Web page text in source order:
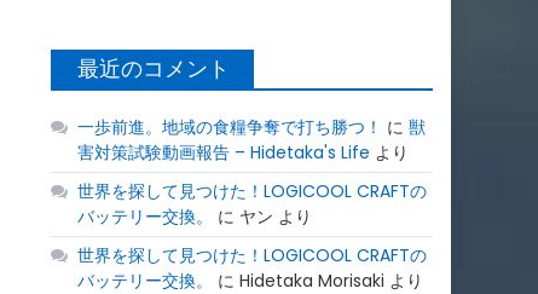
最近のコメント
一歩前進。地域の食糧争奪で打ち勝つ！ に獣
害対策試験動画報告 – Hidetaka's Life より
世界を探して見つけた！LOGICOOL CRAFTの
バッテリー交換。
に ヤン より
世界を探して見つけた！LOGICOOL CRAFTの
バッテリー交換。
にHidetaka Morisaki より